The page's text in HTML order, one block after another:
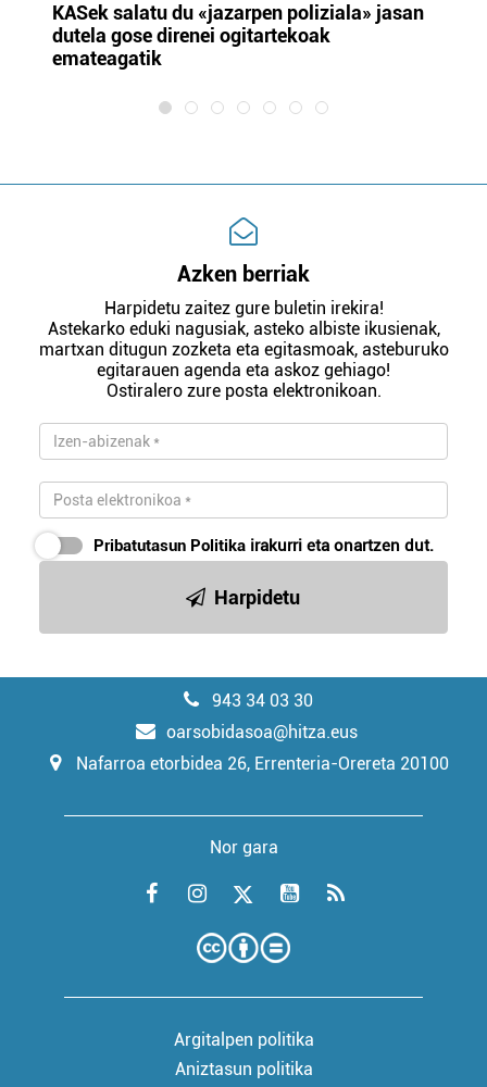
KASek salatu du «jazarpen poliziala» jasan
dutela gose direnei ogitartekoak
emateagatik
Azken berriak
Harpidetu zaitez gure buletin irekira!
Astekarko eduki nagusiak, asteko albiste ikusienak,
martxan ditugun zozketa eta egitasmoak, asteburuko
egitarauen agenda eta askoz gehiago!
Ostiralero zure posta elektronikoan.
Pribatutasun Politika irakurri eta onartzen dut.
Harpidetu
943 34 03 30
oarsobidasoa@hitza.eus
Nafarroa etorbidea 26, Errenteria-Orereta 20100
Nor gara
Argitalpen politika
Aniztasun politika